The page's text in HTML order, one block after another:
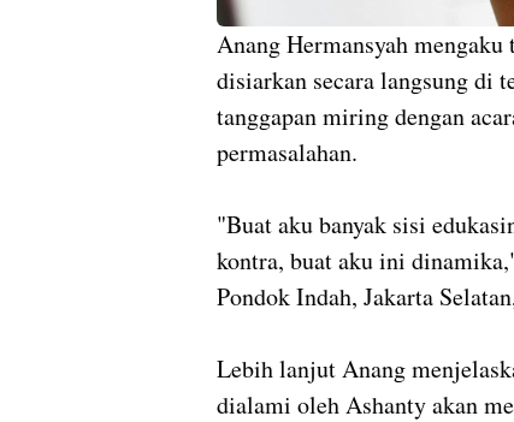
Anang Hermansyah
disiarkan secara langsung di
tanggapan miring dengan
permasalahan.
"Buat aku banyak sisi
kontra, buat aku ini
Pondok Indah, Jakarta
Lebih lanjut Anang
dialami oleh Ashanty akan